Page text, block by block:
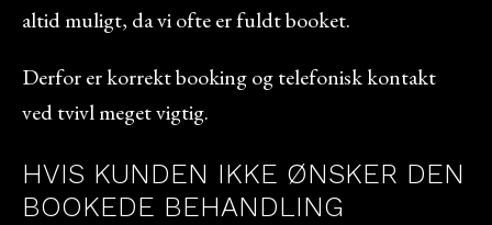
altid muligt, da vi ofte er fuldt booket.
Derfor er korrekt booking og telefonisk kontakt
ved tvivl meget vigtig.
HVIS KUNDEN IKKE ØNSKER DEN
BOOKEDE BEHANDLING